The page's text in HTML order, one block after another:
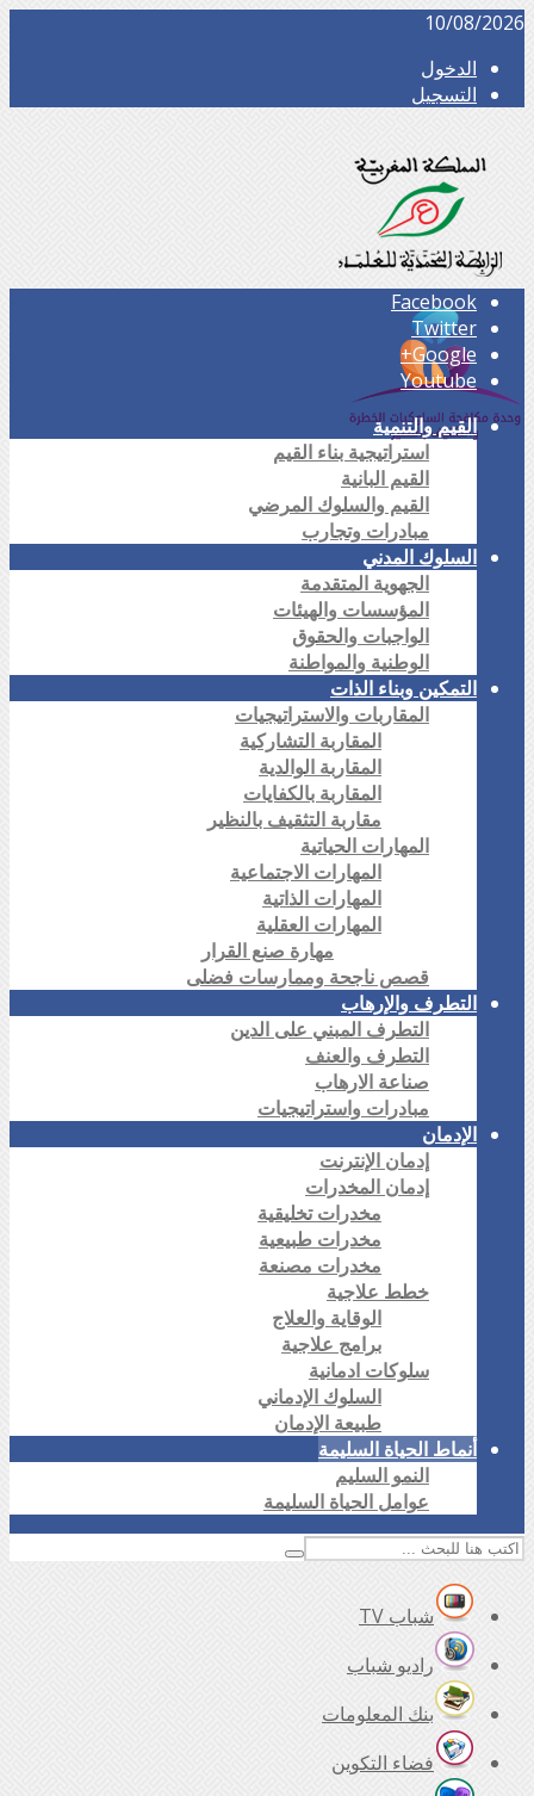
10/08/2026
الدخول
التسجيل
Facebook
Twitter
Google+
Youtube
القيم والتنمية
استراتيجية بناء القيم
القيم البانية
القيم والسلوك المرضي
مبادرات وتجارب
السلوك المدني
الجهوية المتقدمة
المؤسسات والهيئات
الواجبات والحقوق
الوطنية والمواطنة
التمكين وبناء الذات
المقاربات والاستراتيجيات
المقاربة التشاركية
المقاربة الوالدية
المقاربة بالكفايات
مقاربة التثقيف بالنظير
المهارات الحياتية
المهارات الاجتماعية
المهارات الذاتية
المهارات العقلية
مهارة صنع القرار
قصص ناجحة وممارسات فضلى
التطرف والإرهاب
التطرف المبني على الدين
التطرف والعنف
صناعة الارهاب
مبادرات واستراتيجيات
الإدمان
إدمان الإنترنت
إدمان المخدرات
مخدرات تخليقية
مخدرات طبيعية
مخدرات مصنعة
خطط علاجية
الوقاية والعلاج
برامج علاجية
سلوكات ادمانية
السلوك الإدماني
طبيعة الإدمان
أنماط الحياة السليمة
النمو السليم
عوامل الحياة السليمة
شباب TV
راديو شباب
بنك المعلومات
فضاء التكوين